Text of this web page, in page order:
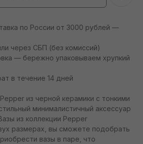
по России от 3000 рублей —
через СБП (без комиссий)
— бережно упаковываем хрупкий
в течение 14 дней
из черной керамики с тонкими
минималистичный аксессуар
из коллекции Pepper
размерах, вы сможете подобрать
вазы в паре, что